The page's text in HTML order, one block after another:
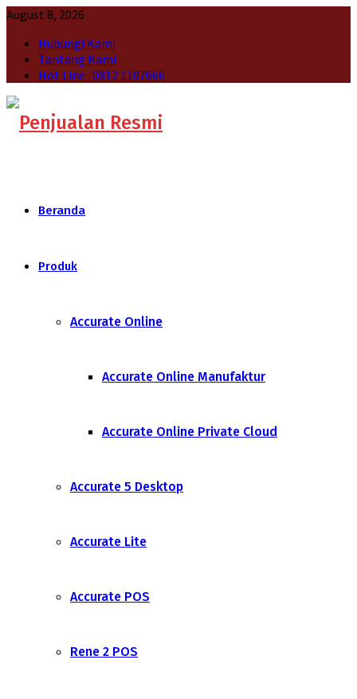
August 8, 2026
Hubungi Kami
Tantang Kami
Hot Line : 0812 1107666
Beranda
Produk
Accurate Online
Accurate Online Manufaktur
Accurate Online Private Cloud
Accurate 5 Desktop
Accurate Lite
Accurate POS
Rene 2 POS